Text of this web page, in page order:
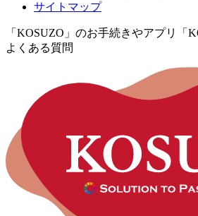
サイトマップ
「KOSUZO」のお手続きやアプリ「
よくある質問